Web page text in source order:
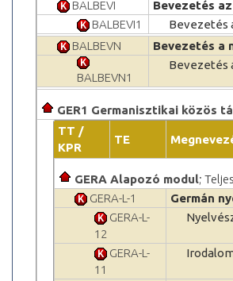
BALBEVI
Bevezetés
BALBEVI1
Bevezetés
BALBEVN
Bevezetés a
BALBEVN1
Bevezetés
GER1 Germanisztikai közös
TT /
KPR
TE
GERA Alapozó modul;
GERA-L-1
Germán
GERA-L-
12
GERA-L-
11